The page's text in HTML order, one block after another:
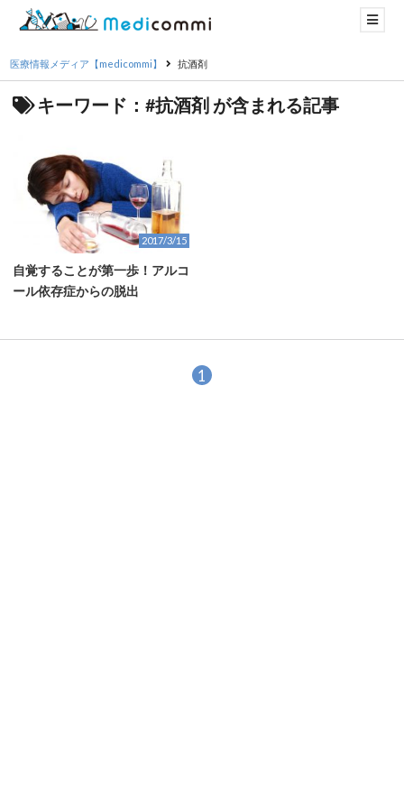
医療情報メディア【medicommi】 抗酒剤
キーワード：#抗酒剤 が含まれる記事
2017/3/15
自覚することが第一歩！アルコ
ール依存症からの脱出
1